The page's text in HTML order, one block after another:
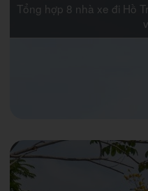
Tổng hợp 8 nhà xe đi Hồ